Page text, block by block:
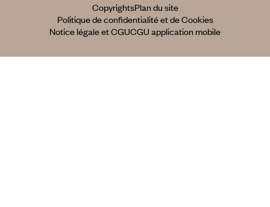
CopyrightsPlan du site
Politique de confidentialité et de Cookies
Notice légale et CGUCGU application mobile